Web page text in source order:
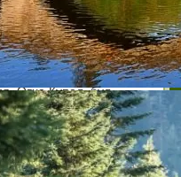
драго ми е
"Мило ми, драго ми е"
Овча Купел, бул.
104. Тук можете да
носии,